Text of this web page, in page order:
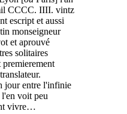
CCCC. IIII. vintz
escript et aussi
monseigneur
et aprouvé
solitaires
jour entre l'infinie
voit peu
vivre…